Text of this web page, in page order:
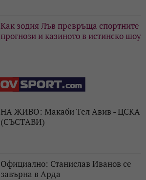
Как зодия Лъв превръща спортните
прогнози и казиното в истинско шоу
НА ЖИВО: Макаби Тел Авив - ЦСКА
(СЪСТАВИ)
Официално: Станислав Иванов се
завърна в Арда